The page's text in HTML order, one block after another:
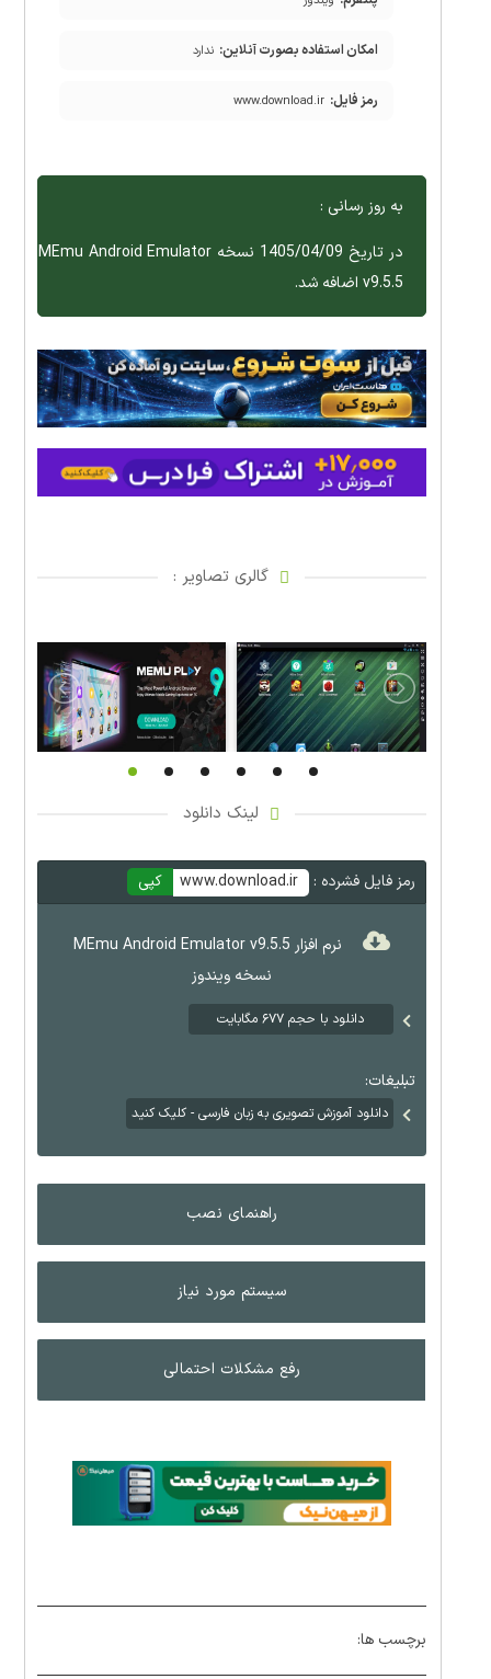
امکان استفاده بصورت آنلاین: ندارد
رمز فایل: www.download.ir
به روز رسانی :
در تاریخ 1405/04/09 نسخه MEmu Android Emulator
v9.5.5 اضافه شد.
گالری تصاویر :
لینک دانلود
رمز فایل فشرده : www.download.ir کپی
نرم افزار MEmu Android Emulator v9.5.5
نسخه ویندوز
دانلود با حجم ۶۷۷ مگابایت
تبلیغات:
دانلود آموزش تصویری به زبان فارسی - کلیک کنید
راهنمای نصب
سیستم مورد نیاز
رفع مشکلات احتمالی
برچسب ها: